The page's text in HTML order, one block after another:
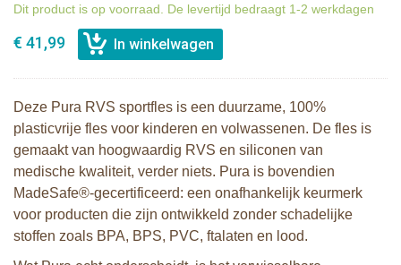
Dit product is op voorraad. De levertijd bedraagt 1-2 werkdagen
€ 41,99
Deze Pura RVS sportfles is een duurzame, 100%
plasticvrije fles voor kinderen en volwassenen. De fles is
gemaakt van hoogwaardig RVS en siliconen van
medische kwaliteit, verder niets. Pura is bovendien
MadeSafe®-gecertificeerd: een onafhankelijk keurmerk
voor producten die zijn ontwikkeld zonder schadelijke
stoffen zoals BPA, BPS, PVC, ftalaten en lood.